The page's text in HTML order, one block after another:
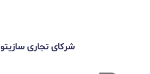
شرکای تجاری سازیتو